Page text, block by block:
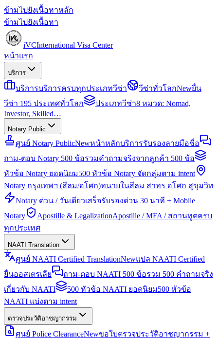
ข้ามไปยังเนื้อหาหลัก
ข้ามไปยังเนื้อหา
iVCInternational Visa Center
หน้าแรก
บริการ
บริการบริการครบทุกประเภทวีซ่า วีซ่าทั่วโลกNewยื่น
วีซ่า 195 ประเทศทั่วโลก
ประเภทวีซ่า8 หมวด: Nomad,
Investor, Skilled…
Notary Public
ศูนย์ Notary PublicNewหน้าหลักบริการรับรองลายมือชื่อ
ถาม-ตอบ Notary 500 ข้อรวมคำถามจริงจากลูกค้า 500 ข้อ
หัวข้อ Notary ยอดนิยม500 หัวข้อ Notary จัดกลุ่มตาม intent
Notary กรุงเทพฯ (สีลม/อโศก)ทนายในสีลม สาทร อโศก สุขุมวิท
Notary ด่วน / วันเดียวเสร็จรับรองด่วน 30 นาที + Mobile
Notary
Apostille & LegalizationApostille / MFA / สถานทูตครบ
ทุกประเทศ
NAATI Translation
ศูนย์ NAATI Certified TranslationNewแปล NAATI Certified
ยื่นออสเตรเลีย
ถาม-ตอบ NAATI 500 ข้อรวม 500 คำถามจริง
เกี่ยวกับ NAATI
500 หัวข้อ NAATI ยอดนิยม500 หัวข้อ
NAATI แบ่งตาม intent
ตรวจประวัติอาชญากรรม
ศูนย์ Police ClearanceNewขอใบตรวจประวัติอาชญากรรม +